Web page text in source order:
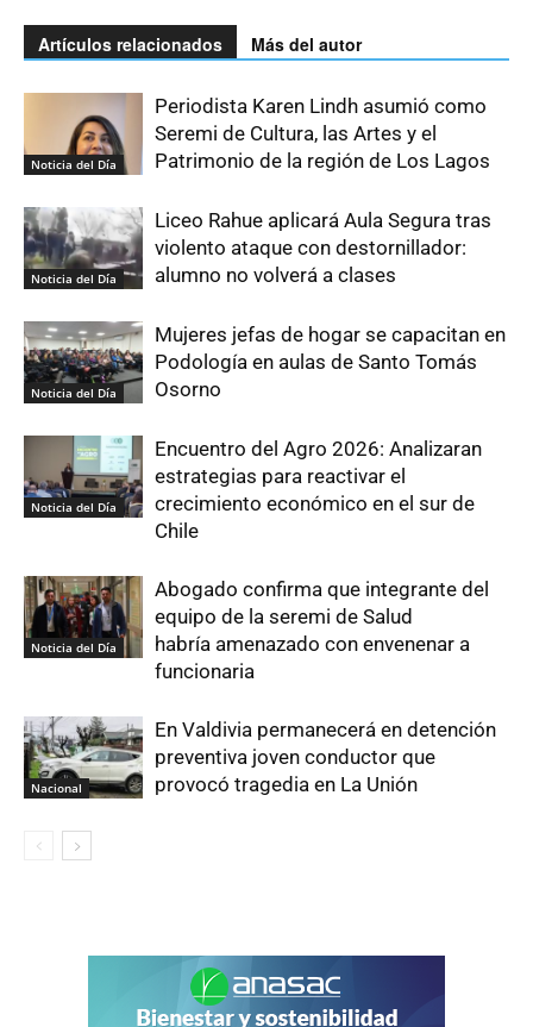
Artículos relacionados Más del autor
Noticia del Día
Periodista Karen Lindh asumió como
Seremi de Cultura, las Artes y el
Patrimonio de la región de Los Lagos
Noticia del Día
Liceo Rahue aplicará Aula Segura tras
violento ataque con destornillador:
alumno no volverá a clases
Noticia del Día
Mujeres jefas de hogar se capacitan en
Podología en aulas de Santo Tomás
Osorno
Noticia del Día
Encuentro del Agro 2026: Analizaran
estrategias para reactivar el
crecimiento económico en el sur de
Chile
Noticia del Día
Abogado confirma que integrante del
equipo de la seremi de Salud
habría amenazado con envenenar a
funcionaria
Nacional
En Valdivia permanecerá en detención
preventiva joven conductor que
provocó tragedia en La Unión